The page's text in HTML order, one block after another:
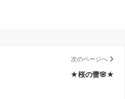
次のページへ
★桜の蕾🌸★